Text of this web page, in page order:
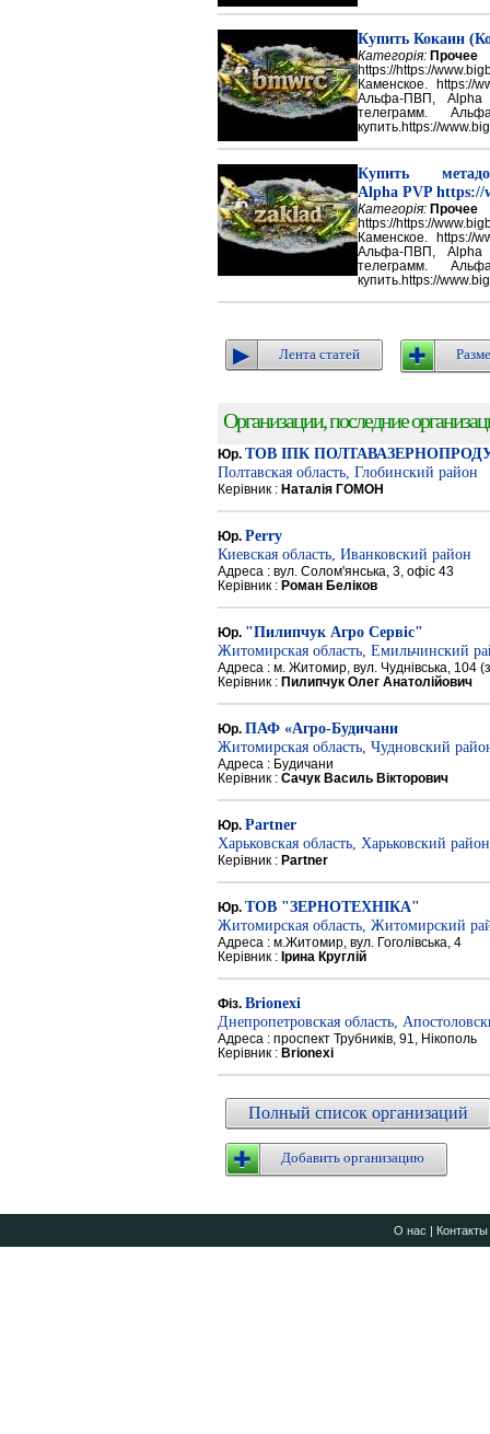
Купить Кокаин
Категорія: Прочее
https://https://
Каменское. https://
Альфа-ПВП, Alpha
телеграмм.
купить.https://
Купить
Alpha PVP https://
Категорія: Прочее
https://https://
Каменское. https://
Альфа-ПВП, Alpha
телеграмм.
купить.https://
Лента статей
Организации, последние
Юр. ТОВ ІПК
Полтавская область, Глобинский район
Керівник : Наталія ГОМОН
Юр. Perry
Киевская область, Иванковский район
Адреса : вул. Солом'янська, 3, офіс 43
Керівник : Роман Беліков
Юр. "Пилипчук Агро Сервіс"
Житомирская область, Емильчинский
Адреса : м. Житомир, вул. Чуднівська, 104
Керівник : Пилипчук Олег Анатолійович
Юр. ПАФ «Агро-Будичани
Житомирская область, Чудновский
Адреса : Будичани
Керівник : Сачук Василь Вікторович
Юр. Partner
Харьковская область, Харьковский район
Керівник : Partner
Юр. ТОВ "ЗЕРНОТЕХНІКА"
Житомирская область, Житомирский
Адреса : м.Житомир, вул. Гоголівська, 4
Керівник : Ірина Круглій
Фіз. Brionexi
Днепропетровская область,
Адреса : проспект Трубників, 91, Нікополь
Керівник : Brionexi
Полный список организаций
Добавить организацию
О нас | Контакты